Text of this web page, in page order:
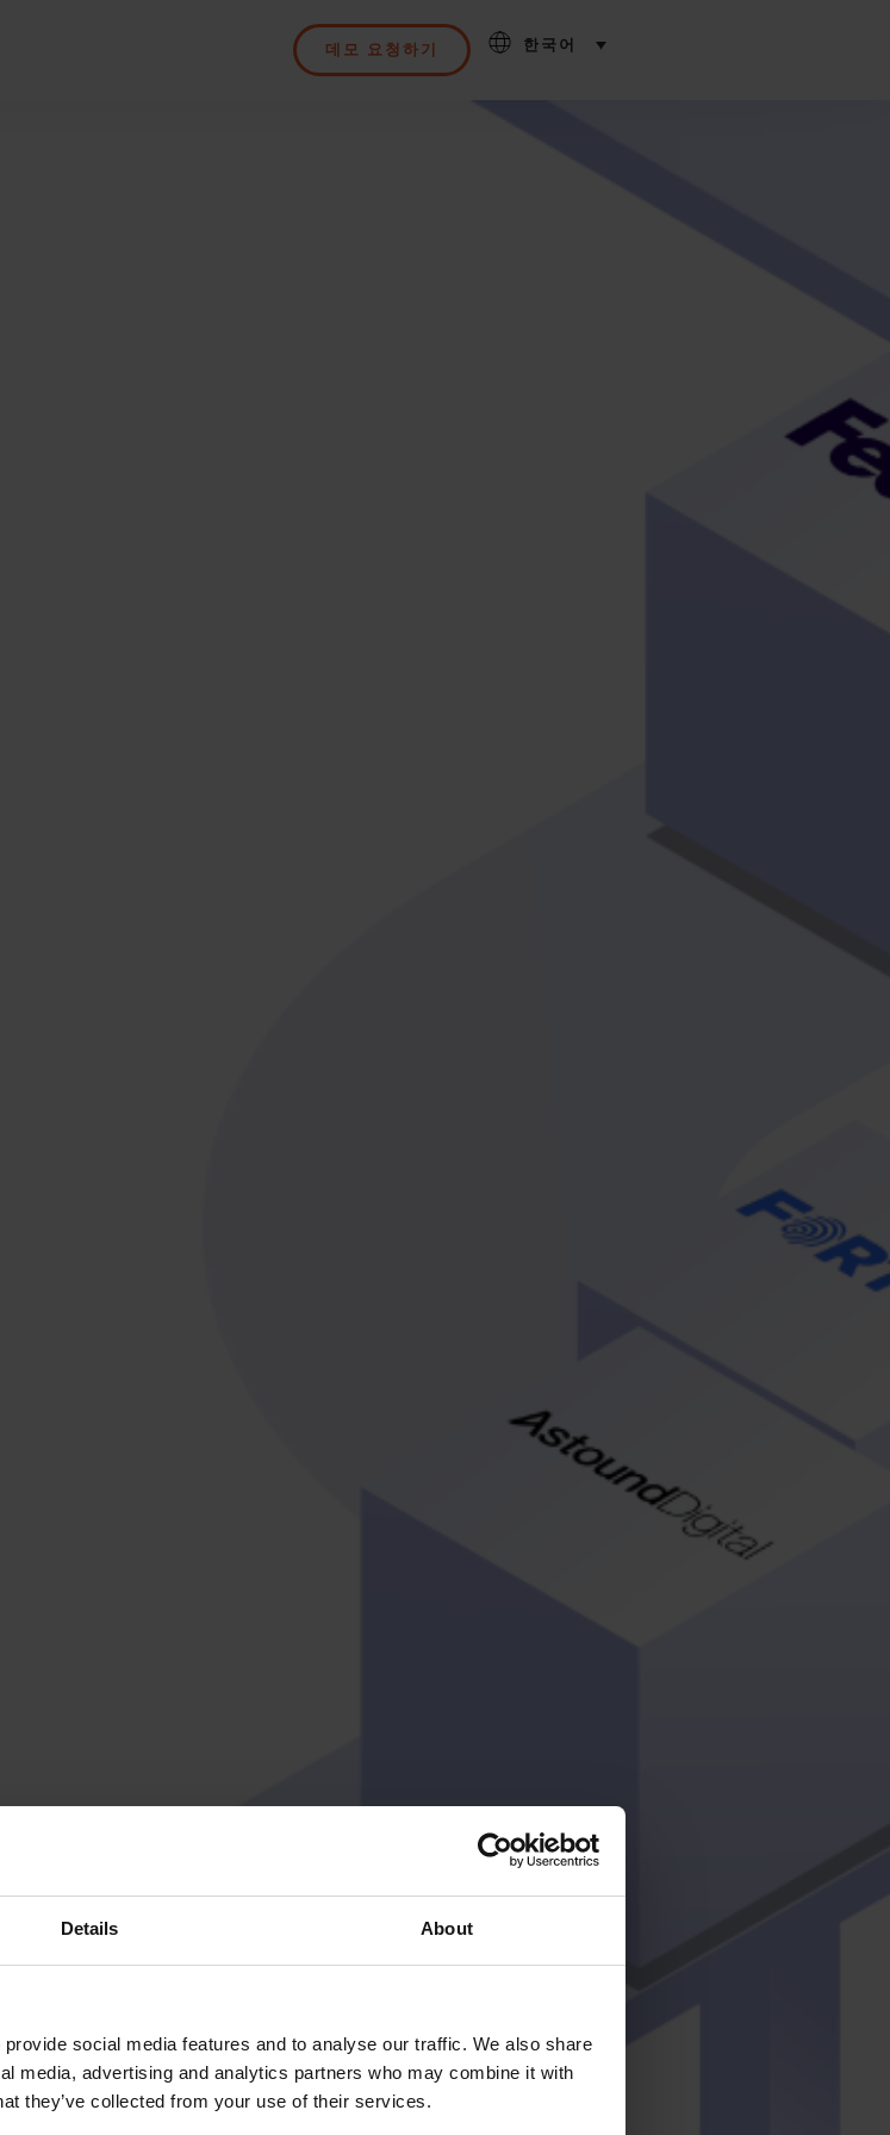
Details About
social media features and to analyse our traffic. We also share
media, advertising and analytics partners who may combine it with
they’ve collected from your use of their services.
데모 요청하기 한국어